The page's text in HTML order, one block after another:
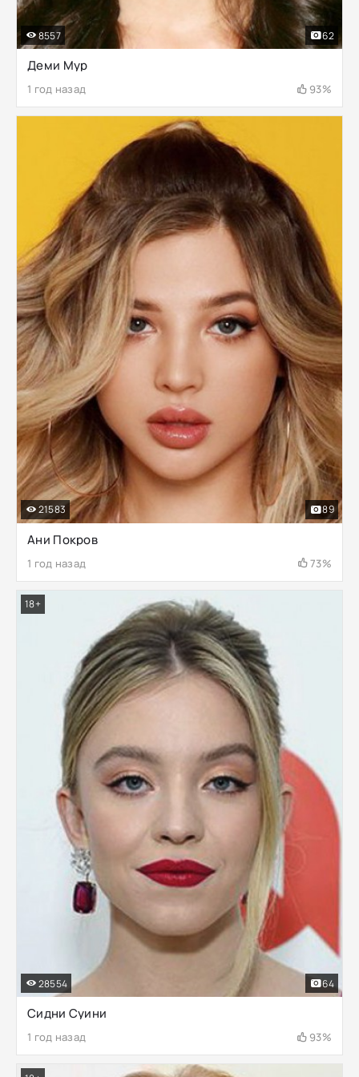
Деми Мур
1 год назад 93%
8557 62
Ани Покров
1 год назад 73%
21583 89
Сидни Суини
1 год назад 93%
28554 64
18+